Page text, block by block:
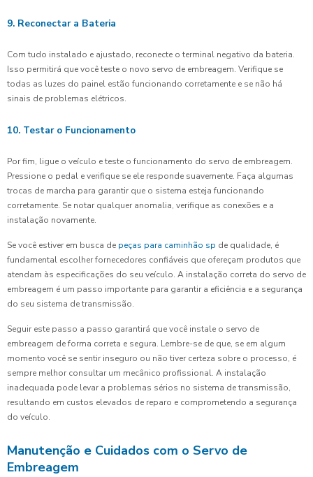
9. Reconectar a Bateria
Com tudo instalado e ajustado, reconecte o terminal negativo da bateria.
Isso permitirá que você teste o novo servo de embreagem. Verifique se
todas as luzes do painel estão funcionando corretamente e se não há
sinais de problemas elétricos.
10. Testar o Funcionamento
Por fim, ligue o veículo e teste o funcionamento do servo de embreagem.
Pressione o pedal e verifique se ele responde suavemente. Faça algumas
trocas de marcha para garantir que o sistema esteja funcionando
corretamente. Se notar qualquer anomalia, verifique as conexões e a
instalação novamente.
Se você estiver em busca de peças para caminhão sp de qualidade, é
fundamental escolher fornecedores confiáveis que ofereçam produtos que
atendam às especificações do seu veículo. A instalação correta do servo de
embreagem é um passo importante para garantir a eficiência e a segurança
do seu sistema de transmissão.
Seguir este passo a passo garantirá que você instale o servo de
embreagem de forma correta e segura. Lembre-se de que, se em algum
momento você se sentir inseguro ou não tiver certeza sobre o processo, é
sempre melhor consultar um mecânico profissional. A instalação
inadequada pode levar a problemas sérios no sistema de transmissão,
resultando em custos elevados de reparo e comprometendo a segurança
do veículo.
Manutenção e Cuidados com o Servo de
Embreagem